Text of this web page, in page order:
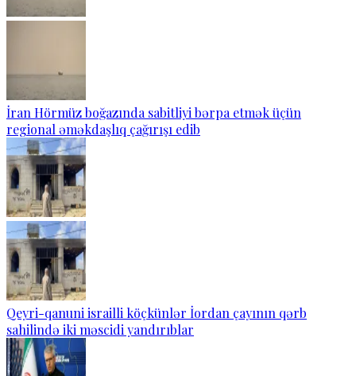
İran Hörmüz boğazında sabitliyi bərpa etmək üçün
regional əməkdaşlıq çağırışı edib
Qeyri-qanuni israilli köçkünlər İordan çayının qərb
sahilində iki məscidi yandırıblar